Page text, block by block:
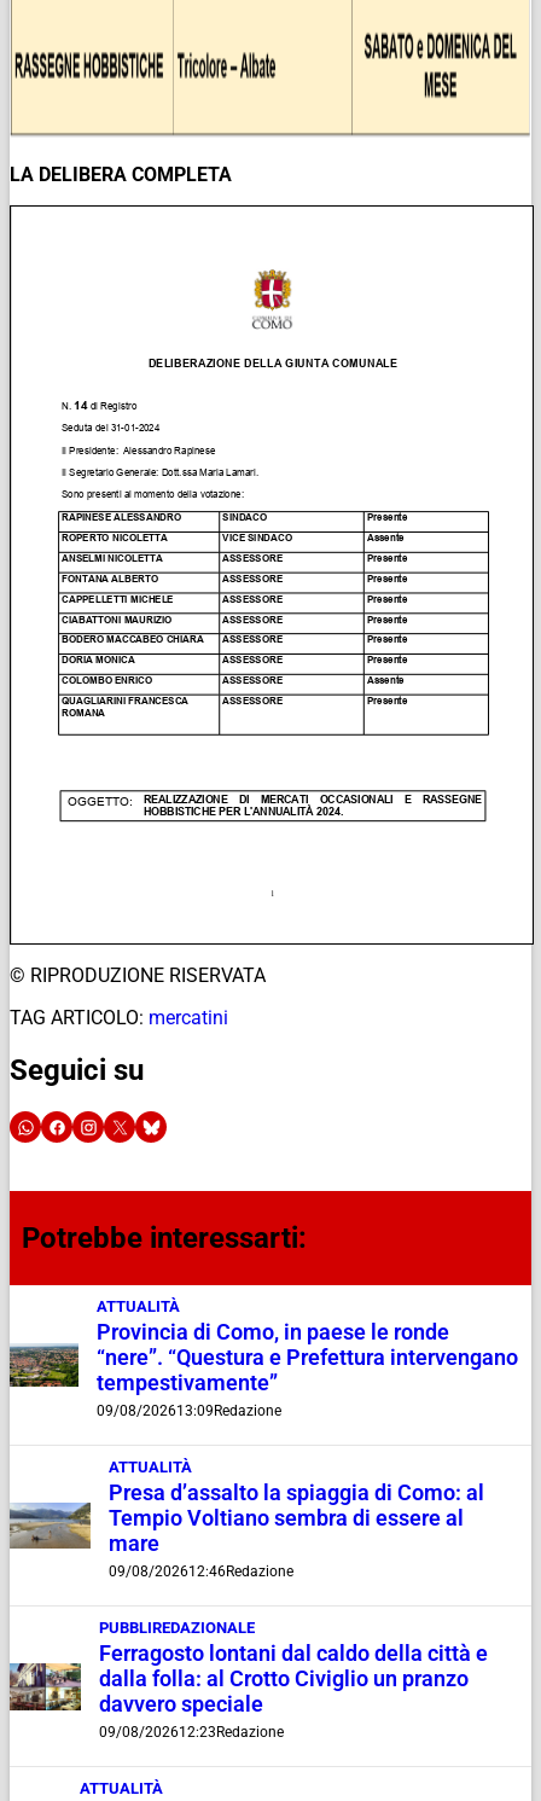
LA DELIBERA COMPLETA
© RIPRODUZIONE RISERVATA
TAG ARTICOLO: mercatini
Seguici su
Potrebbe interessarti:
ATTUALITÀ
Provincia di Como, in paese le ronde
“nere”. “Questura e Prefettura intervengano
tempestivamente”
09/08/202613:09 Redazione
ATTUALITÀ
Presa d’assalto la spiaggia di Como: al
Tempio Voltiano sembra di essere al
mare
09/08/202612:46Redazione
PUBBLIREDAZIONALE
Ferragosto lontani dal caldo della città e
dalla folla: al Crotto Civiglio un pranzo
davvero speciale
09/08/202612:23 Redazione
ATTUALITÀ